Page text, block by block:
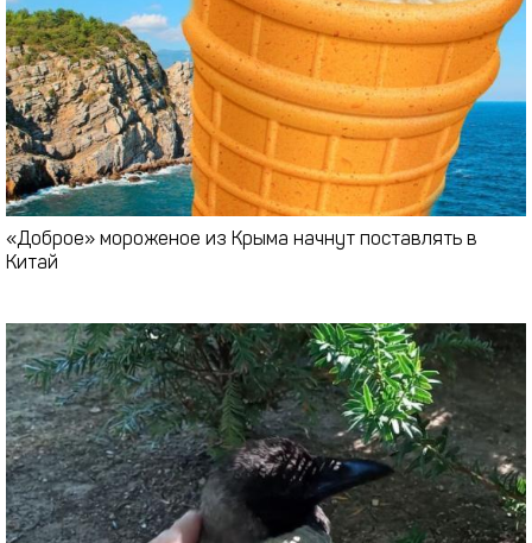
«Доброе» мороженое из Крыма начнут поставлять в
Китай